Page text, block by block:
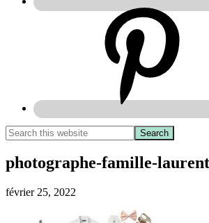
photographe-famille-
février 25, 2022